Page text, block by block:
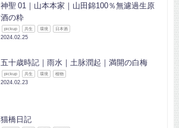
神聖 01｜山本本家｜山田錦100％無濾過生原
酒の粋
pickup 共生 環境 日本酒
2024.02.25
五十歳時記｜雨水｜土脉潤起｜満開の白梅
pickup 共生 環境 植物
2024.02.23
猫橋日記